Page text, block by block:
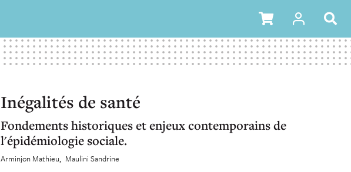
Inégalités de santé
Fondements historiques et enjeux contemporains de
l'épidémiologie sociale.
Arminjon Mathieu Maulini Sandrine